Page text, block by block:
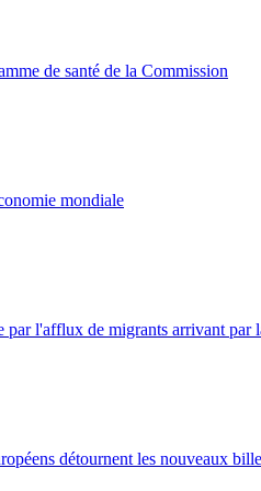
de santé de la Commission
mondiale
par l'afflux de migrants arrivant par
détournent les nouveaux